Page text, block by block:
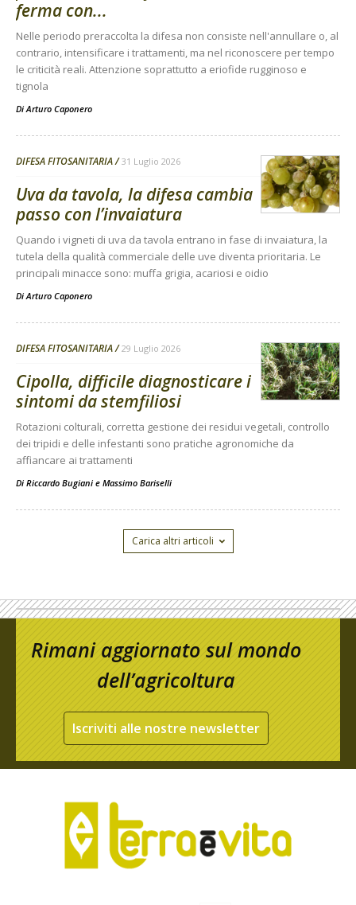
ferma con...
Nelle periodo preraccolta la difesa non consiste nell'annullare o, al
contrario, intensificare i trattamenti, ma nel riconoscere per tempo
le criticità reali. Attenzione soprattutto a eriofide rugginoso e
tignola
Di Arturo Caponero
DIFESA FITOSANITARIA 31 Luglio 2026
Uva da tavola, la difesa cambia
passo con l’invaiatura
Quando i vigneti di uva da tavola entrano in fase di invaiatura, la
tutela della qualità commerciale delle uve diventa prioritaria. Le
principali minacce sono: muffa grigia, acariosi e oidio
Di Arturo Caponero
DIFESA FITOSANITARIA 29 Luglio 2026
Cipolla, difficile diagnosticare i
sintomi da stemfiliosi
Rotazioni colturali, corretta gestione dei residui vegetali, controllo
dei tripidi e delle infestanti sono pratiche agronomiche da
affiancare ai trattamenti
Di Riccardo Bugiani e Massimo Bariselli
Carica altri articoli
Rimani aggiornato sul mondo
dell’agricoltura
Iscriviti alle nostre newsletter